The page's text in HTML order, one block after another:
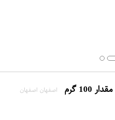
اصفهان اصفهان